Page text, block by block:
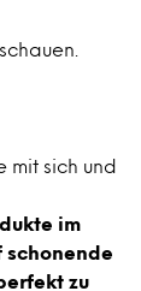
mit sich und
im
schonende
zu